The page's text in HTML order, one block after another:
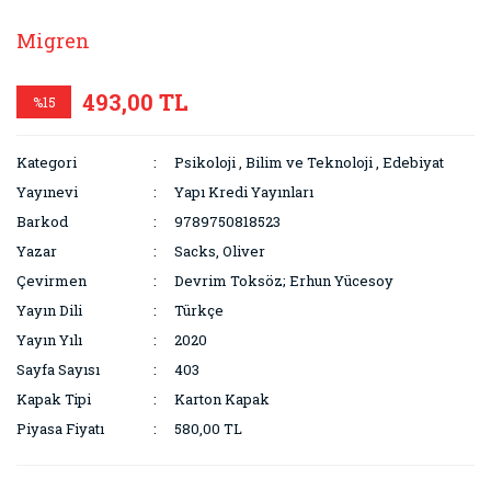
Migren
%15 493,00 TL
Kategori Psikoloji,Bilim ve Teknoloji,Edebiyat
Yayınevi
Yapı Kredi Yayınları
Barkod
9789750818523
Yazar
Sacks, Oliver
Çevirmen
Devrim Toksöz; Erhun Yücesoy
Yayın Dili
Türkçe
Yayın Yılı
2020
Sayfa Sayısı
403
Kapak Tipi
Karton Kapak
Piyasa Fiyatı
580,00 TL